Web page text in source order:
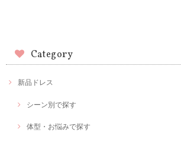
Category
新品ドレス
シーン別で探す
体型・お悩みで探す